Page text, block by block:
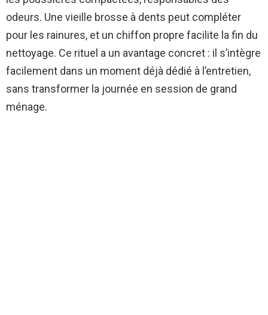
odeurs. Une vieille brosse à dents peut compléter
pour les rainures, et un chiffon propre facilite la fin du
nettoyage. Ce rituel a un avantage concret : il s’intègre
facilement dans un moment déjà dédié à l’entretien,
sans transformer la journée en session de grand
ménage.